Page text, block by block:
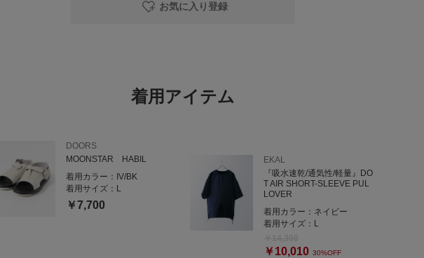
お気に入り登録
着用アイテム
DOORS
MOONSTAR HABIL
着用カラー： IV/BK
着用サイズ： L
￥7,700
EKAL
『吸水速乾/通気性/軽量』DO
T AIR SHORT-SLEEVE PUL
LOVER
着用カラー： ネイビー
着用サイズ： L
￥10,010 30%OFF